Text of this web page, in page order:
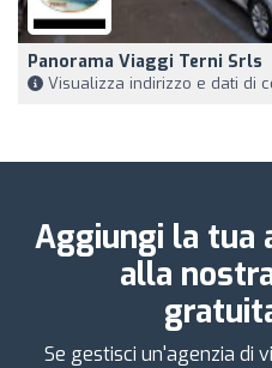
Panorama Viaggi Terni Srls
Visualizza indirizzo e dati di
Aggiungi la tua
alla
Se gestisci un'agenzia di